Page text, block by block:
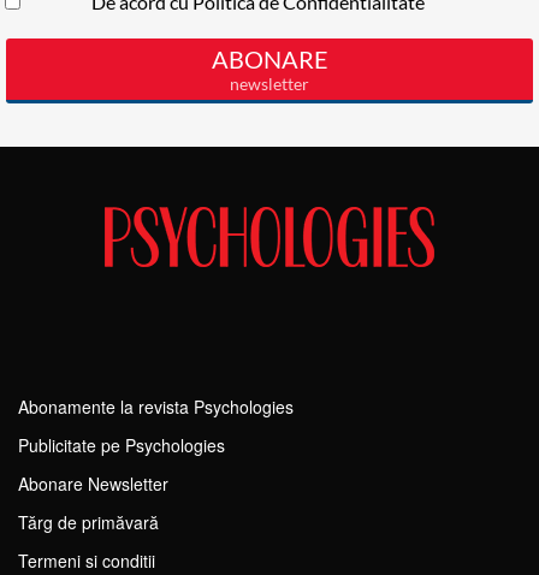
Abonamente la revista Psychologies
Publicitate pe Psychologies
Abonare Newsletter
Tărg de primăvară
Termeni si conditii